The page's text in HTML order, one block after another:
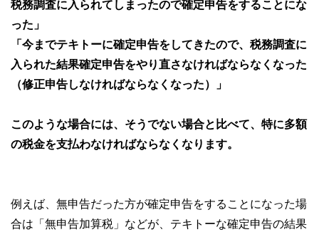
税務調査に入られてしまったので確定申告をすることにな
った」
「今までテキトーに確定申告をしてきたので、税務調査に
入られた結果確定申告をやり直さなければならなくなった
（修正申告しなければならなくなった）」
このような場合には、そうでない場合と比べて、特に多額
の税金を支払わなければならなくなります。
例えば、無申告だった方が確定申告をすることになった場
合は「無申告加算税」などが、テキトーな確定申告の結果